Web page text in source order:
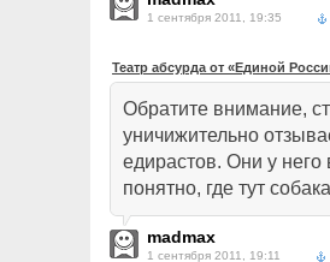
1 сентября 2011, 19:35
Театр абсурда от «Единой
Обратите внимание,
уничижительно
едирастов. Они у
понятно, где тут
madmax
1 сентября 2011, 19:11